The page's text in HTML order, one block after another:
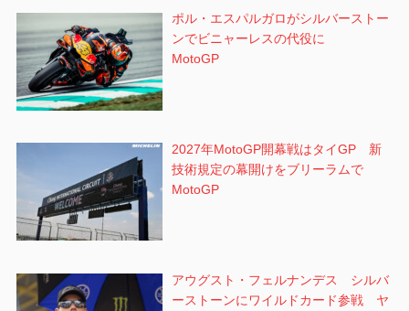
ポル・エスパルガロがシルバーストー
ンでビニャーレスの代役に
MotoGP
2027年MotoGP開幕戦はタイGP 新
技術規定の幕開けをブリーラムで
MotoGP
アウグスト・フェルナンデス シルバ
ーストーンにワイルドカード参戦 ヤ